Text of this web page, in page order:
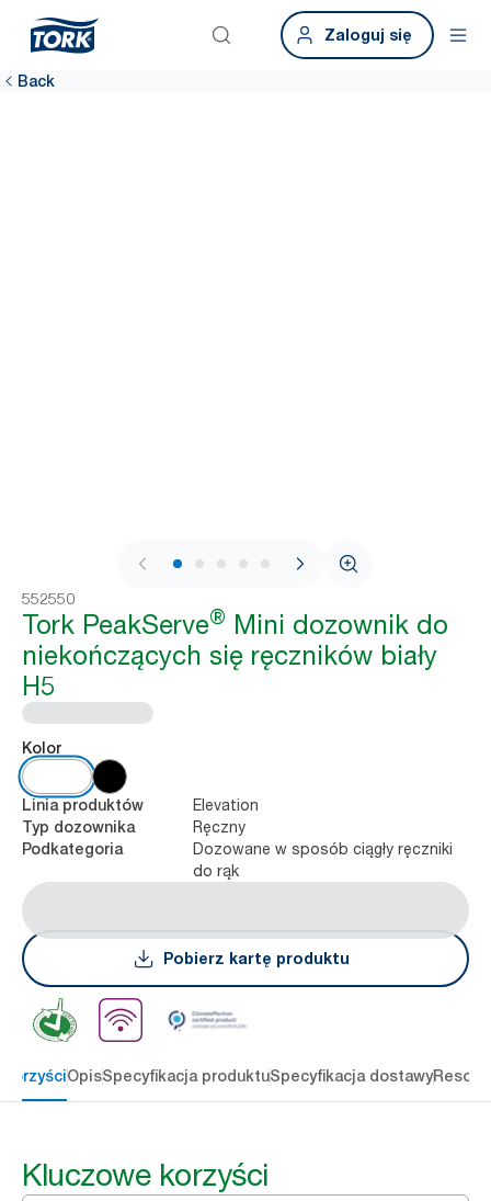
Zaloguj się
Back
1 / 10
552550
Tork PeakServe® Mini dozownik do
niekończących się ręczników biały
H5
Kolor
Linia produktów Elevation
Typ dozownika Ręczny
Podkategoria
Dozowane w sposób ciągły ręczniki
do rąk
Pobierz kartę produktu
korzyściOpisSpecyfikacja produktuSpecyfikacja dostawy
Kluczowe korzyści